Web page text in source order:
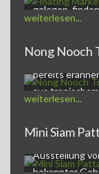
gelegen,
weiterlesen...
Nong Nooch
Nong Nooch
bereits
aus
weiterlesen...
Mini Siam
Mini Siam
Ausstellung